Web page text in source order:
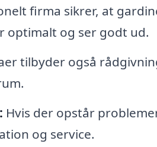
firma sikrer, at
optimalt og ser godt ud.
tilbyder også
Hvis der opstår
og service.